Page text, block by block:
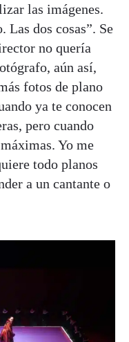
las imágenes.
Las dos cosas”. Se
no quería
aún así,
fotos de plano
ya te conocen
pero cuando
Yo me
todo planos
a un cantante o